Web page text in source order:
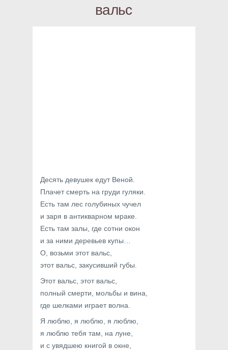
вальс
Десять девушек едут Веной.
Плачет смерть на груди гуляки.
Есть там лес голубиных чучел
и заря в антикварном мраке.
Есть там залы, где сотни окон
и за ними деревьев купы…
О, возьми этот вальс,
этот вальс, закусивший губы.
Этот вальс, этот вальс,
полный смерти, мольбы и вина,
где шелками играет волна.
Я люблю, я люблю, я люблю,
я люблю тебя там, на луне,
и с увядшею книгой в окне,